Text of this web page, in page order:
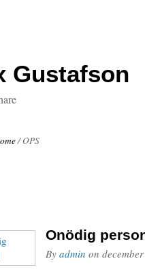
Gustafson
/OPS
Onödig
By admin on